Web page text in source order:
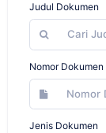
Judul Dokumen
Nomor Dokumen
Jenis Dokumen